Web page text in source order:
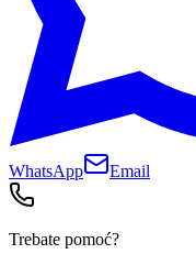
WhatsApp Email
Trebate pomoć?